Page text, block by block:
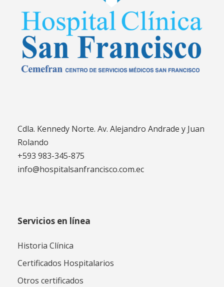
Cdla. Kennedy Norte. Av. Alejandro Andrade y Juan
Rolando
+593 983-345-875
info@hospitalsanfrancisco.com.ec
Servicios en línea
Historia Clínica
Certificados Hospitalarios
Otros certificados